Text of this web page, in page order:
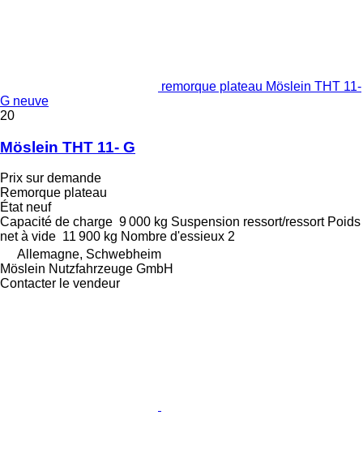
remorque plateau Möslein THT 11-
G neuve
20
Möslein THT 11- G
Prix sur demande
Remorque plateau
Étatneuf
Capacité de charge 9 000 kg Suspension ressort/ressort Poids
net à vide 11 900 kg Nombre d'essieux 2
Allemagne, Schwebheim
Möslein Nutzfahrzeuge GmbH
Contacter le vendeur